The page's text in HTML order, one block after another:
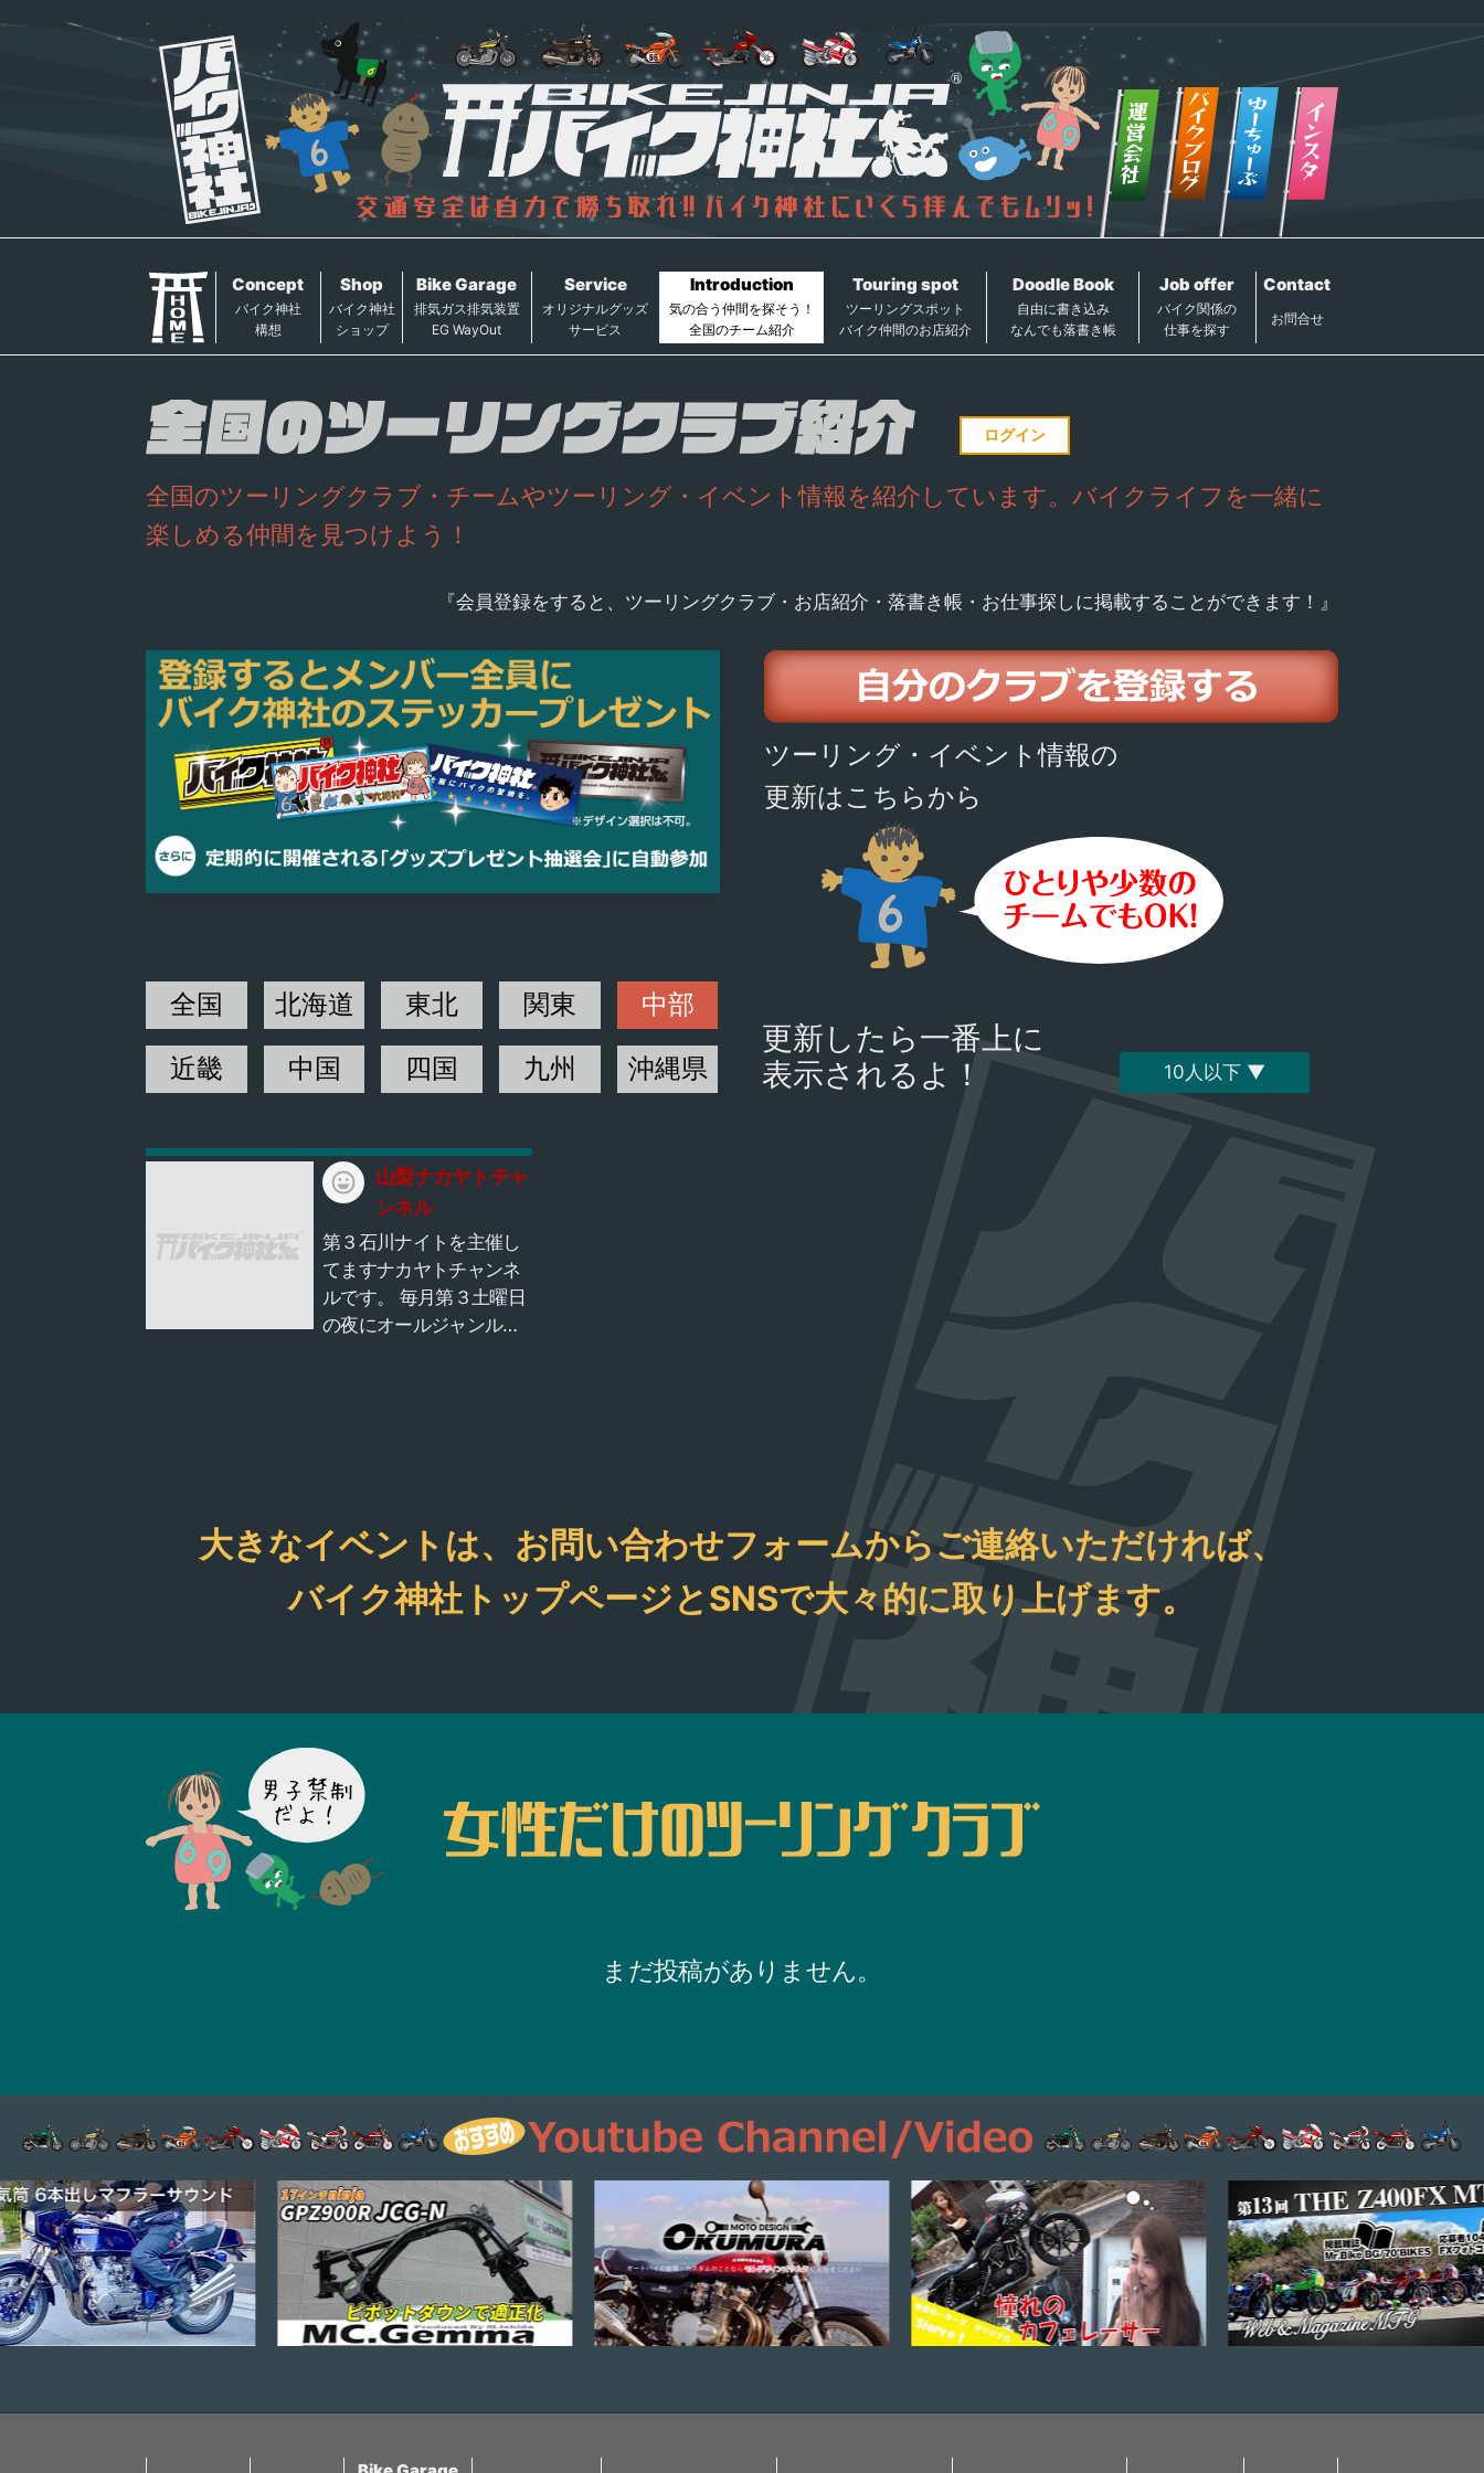
Concept
バイク神社
構想
Shop
バイク神社
ショップ
Bike Garage
排気ガス排気装置
EG WayOut
Service
オリジナルグッズ
サービス
Introduction
気の合う仲間を探そう！
全国のチーム紹介
Touring spot
ツーリングスポット
バイク仲間のお店紹介
Doodle Book
自由に書き込み
なんでも落書き帳
Job offer
バイク関係の
仕事を探す
Contact
お問合せ
ログイン
全国のツーリングクラブ・チームやツーリング・イベント情報を紹介しています。バイクライフを一緒に
楽しめる仲間を見つけよう！
『会員登録をすると、ツーリングクラブ・お店紹介・落書き帳・お仕事探しに掲載することができます！』
ツーリング・イベント情報の
更新はこちらから
全国 北海道 東北 関東
中部
近畿
中国 四国 九州 沖縄県
更新したら一番上に
表示されるよ！
10人以下 ▼
山梨ナカヤトチャ
ンネル
第３石川ナイトを主催し
てますナカヤトチャンネ
ルです。 毎月第３土曜日
の夜にオールジャンルバ
月に１度程度ツーリング
大きなイベントは、お問い合わせフォームからご連絡いただければ、
バイク神社トップページとSNSで大々的に取り上げます。
まだ投稿がありません。